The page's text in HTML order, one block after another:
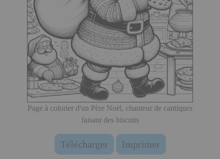
Page à colorier d'un Père Noël, chanteur de cantiques
faisant des biscuits
Télécharger Imprimer